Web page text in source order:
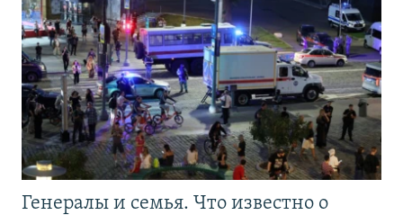
Генералы и семья. Что известно о